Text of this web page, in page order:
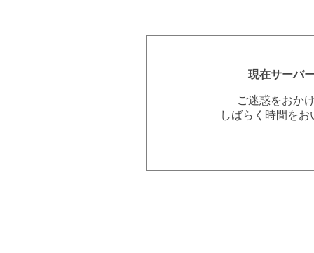
現在サーバ
ご迷惑をおか
しばらく時間を